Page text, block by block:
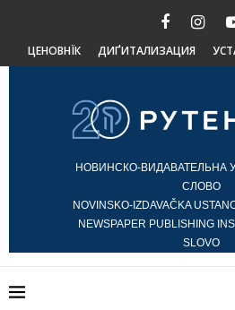
ЦЕНОВНЇК ДИҐИТАЛИЗАЦИЯ
НОВИНСКО-ВИДАВАТЕЛЬНА
СЛОВО
NOVINSKO-IZDAVAČKA
NEWSPAPER PUBLISHING
SLOVO